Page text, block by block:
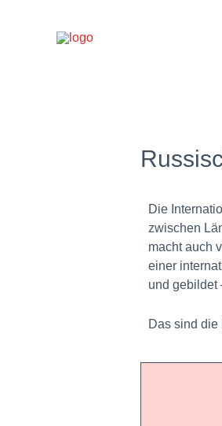
Die
zwischen
macht auch
einer
und gebildet
Das sind